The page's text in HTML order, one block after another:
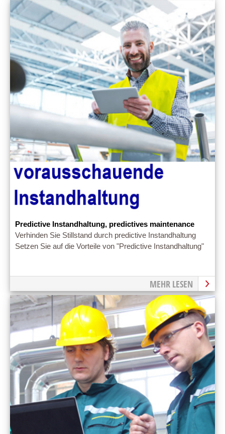
Predictive Instandhaltung, predictives maintenance
Verhinden Sie Stillstand durch predictive Instandhaltung
Setzen Sie auf die Vorteile von "Predictive Instandhaltung"
MEHR LESEN